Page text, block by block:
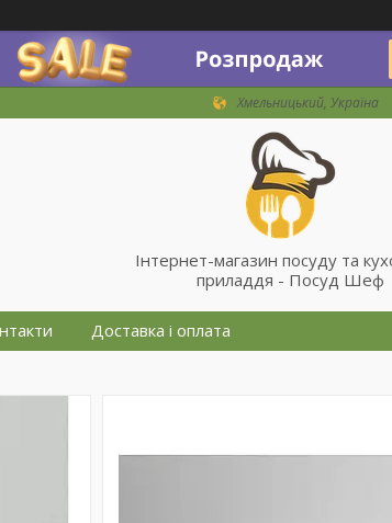
Хмельницький, Україна
Інтернет-магазин посуду та
приладдя - Посуд Шеф
Доставка і оплата